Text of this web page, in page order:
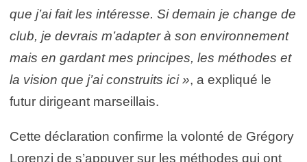
que j’ai fait les intéresse. Si demain je change de
club, je devrais m’adapter à son environnement
mais en gardant mes principes, les méthodes et
la vision que j’ai construits ici », a expliqué le
futur dirigeant marseillais.
Cette déclaration confirme la volonté de Grégory
Lorenzi de s’appuyer sur les méthodes qui ont